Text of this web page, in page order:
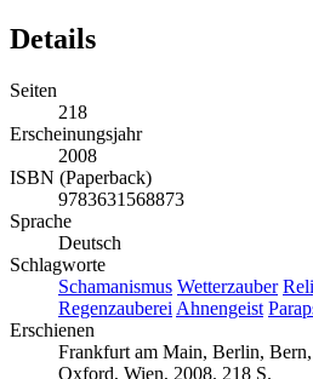
Details
Seiten
218
Erscheinungsjahr
2008
ISBN (Paperback)
9783631568873
Sprache
Deutsch
Schlagworte
Schamanismus Wetterzauber
Regenzauberei Ahnengeist
Erschienen
Frankfurt am Main, Berlin,
Oxford, Wien, 2008. 218 S.